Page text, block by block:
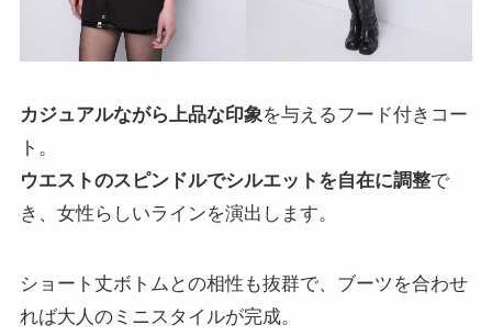
カジュアルながら上品な印象を与えるフード付きコー
ト。
ウエストのスピンドルでシルエットを自在に調整で
き、女性らしいラインを演出します。
ショート丈ボトムとの相性も抜群で、ブーツを合わせ
れば大人のミニスタイルが完成。